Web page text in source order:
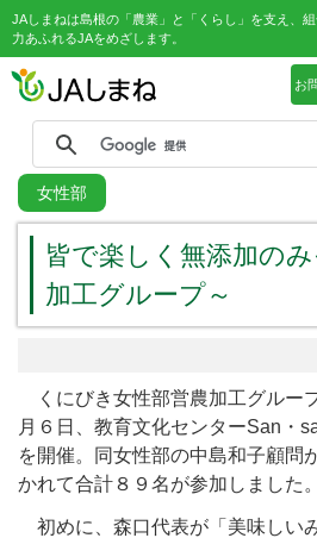
JAしまねは島根の「農業」と「くらし」を支え、
力あふれるJAをめざします。
お
女性部
皆で楽しく無添加の
加工グループ～
くにびき女性部営農加工グルー
月６日、教育文化センターSan・
を開催。同女性部の中島和子顧問
かれて合計８９名が参加しました。
初めに、森口代表が「美味しい